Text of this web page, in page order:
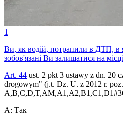
1
Ви, як водій, потрапили в ДТП, в
зобов'язані Ви залишатися на
Art. 44 ust. 2 pkt 3 ustawy z dn. 20
drogowym" (j.t. Dz. U. z 2012 r.
A,B,C,D,T,AM,A1,A2,B1,C1,D1#
A: Так